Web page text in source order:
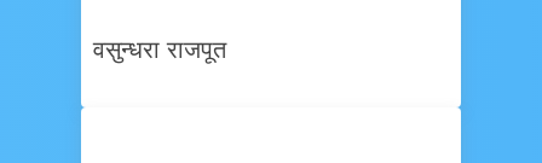
वसुन्धरा राजपूत